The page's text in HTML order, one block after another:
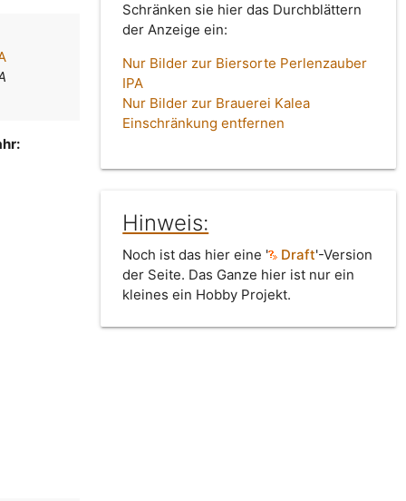
Schränken sie hier das Durchblättern
der Anzeige ein:
Nur Bilder zur Biersorte Perlenzauber
IPA
Nur Bilder zur Brauerei Kalea
Einschränkung entfernen
Hinweis:
Noch ist das hier eine ' Draft'-Version
der Seite. Das Ganze hier ist nur ein
kleines ein Hobby Projekt.